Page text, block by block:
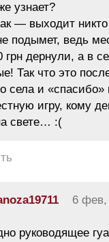
узнает?
— выходит никто
подымет, ведь
грн дернули, а в
Так что это
села и «спасибо»
игру, кому
свете… :(
6 фев,
руководящее